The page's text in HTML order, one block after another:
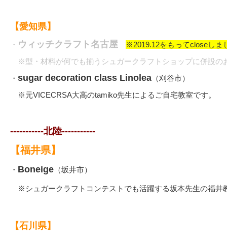
【愛知県】
・ ウィッチクラフト名古屋
※2019.12をもってcloseしま
※型・材料が何でも揃うシュガークラフトショップに併設の
・ sugar decoration class Linolea （刈谷市）
※元VICECRSA大高のtamiko先生によるご自宅教室です。
-----------北陸-----------
【福井県】
・ Boneige （坂井市）
※シュガークラフトコンテストでも活躍する坂本先生の福井
【石川県】